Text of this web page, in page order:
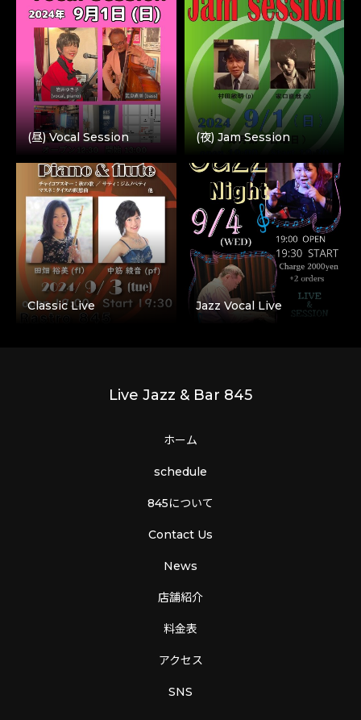
(昼) Vocal Session (夜) Jam Session
Classic Live Jazz Vocal Live
Live Jazz & Bar 845
ホーム
schedule
845について
Contact Us
News
店舗紹介
料金表
アクセス
SNS